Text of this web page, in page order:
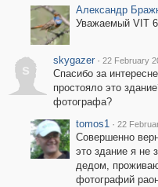
Александр
Уважаемый VIT
s
skygazer · 22 February
Спасибо за
простояло это
фотографа?
tomos1 · 22
Совершенно
это здание я не
дедом,
фотографий